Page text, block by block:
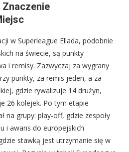
w Superleague Ellada, podobnie
na świecie, są punkty
i remisy. Zazwyczaj za wygrany
punkty, za remis jeden, a za
gdzie rywalizuje 14 drużyn,
26 kolejek. Po tym etapie
na grupy: play-off, gdzie zespoły
i awans do europejskich
stawką jest utrzymanie się w